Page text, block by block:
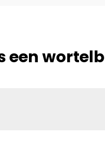
een